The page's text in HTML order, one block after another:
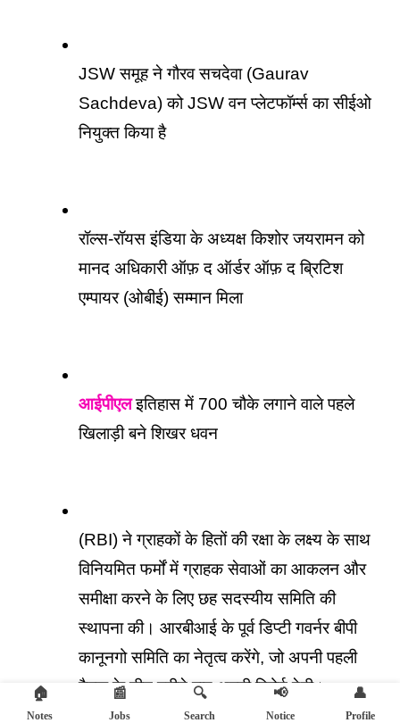
JSW समूह ने गौरव सचदेवा (Gaurav
Sachdeva) को JSW वन प्लेटफॉर्म्स का सीईओ
नियुक्त किया है
रॉल्स-रॉयस इंडिया के अध्यक्ष किशोर जयरामन को
मानद अधिकारी ऑफ़ द ऑर्डर ऑफ़ द ब्रिटिश
एम्पायर (ओबीई) सम्मान मिला
आईपीएल इतिहास में 700 चौके लगाने वाले पहले
खिलाड़ी बने शिखर धवन
(RBI) ने ग्राहकों के हितों की रक्षा के लक्ष्य के साथ
विनियमित फर्मों में ग्राहक सेवाओं का आकलन और
समीक्षा करने के लिए छह सदस्यीय समिति की
स्थापना की। आरबीआई के पूर्व डिप्टी गवर्नर बीपी
कानूनगो समिति का नेतृत्व करेंगे, जो अपनी पहली
बैठक के तीन महीने बाद अपनी रिपोर्ट देगी।
🏠
Notes
📰
Jobs
🔍
Search
📢
Notice
👤
Profile